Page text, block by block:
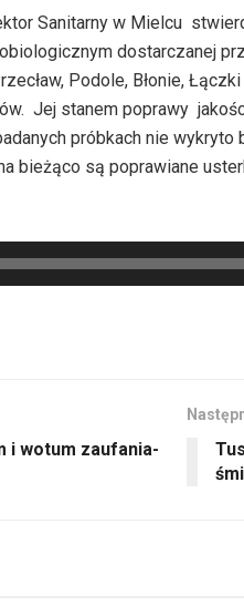
Sanitarny w Mielcu
dostarczanej
Podole, Błonie,
Jej stanem poprawy
próbkach nie
bieżąco są poprawiane
i wotum zaufania-